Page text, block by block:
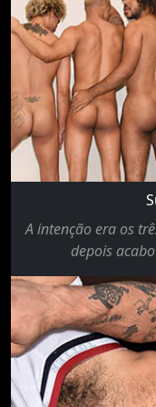
A intenção era os
depois